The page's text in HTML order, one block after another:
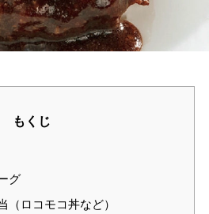
もくじ
グ
（ロコモコ丼など）